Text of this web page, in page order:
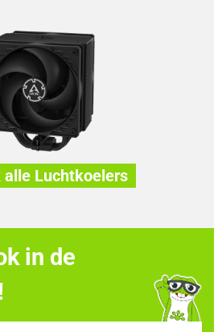
alle Luchtkoelers
in de